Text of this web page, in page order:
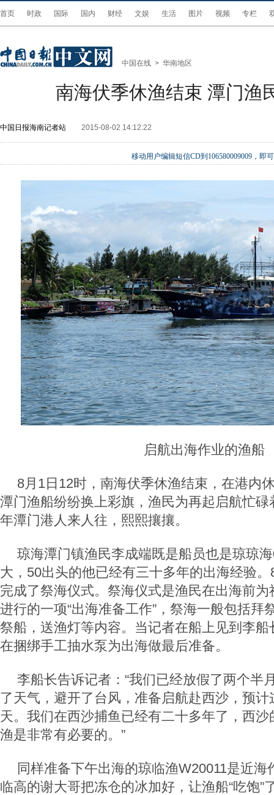
首页 时政 国际 国内 财经 文娱 生活 图片 视频 专栏
中国在线 > 华南地区
南海伏季休渔结束 潭门渔
中国日报海南记者站 2015-08-02 14:12:22
移动用户编辑短信CD到106580009009，即
启航出海作业的渔船
8月1日12时，南海伏季休渔结束，在港内
潭门渔船纷纷换上彩旗，渔民为再起启航忙
年潭门港人来人往，熙熙攘攘。
琼海潭门镇渔民李成端既是船员也是琼琼
大，50出头的他已经有三十多年的出海经验
完成了祭海仪式。祭海仪式是渔民在出海前
进行的一项“出海准备工作”，祭海一般包括拜
祭船，送渔灯等内容。当记者在船上见到李
在捆绑手工抽水泵为出海做最后准备。
李船长告诉记者：“我们已经放假了两个半
了天气，避开了台风，准备启航赴西沙，预
天。我们在西沙捕鱼已经有二十多年了，西
渔是非常有必要的。”
同样准备下午出海的琼临渔W20011是近海
临高的谢大哥把冻仓的冰加好，让渔船“吃饱”